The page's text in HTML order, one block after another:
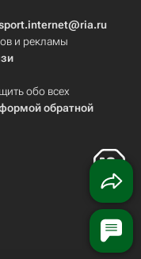
и рекламы
обо всех
обратной